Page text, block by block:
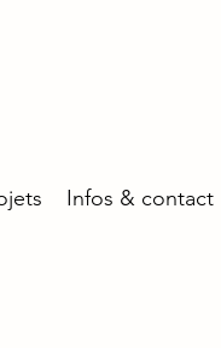
Infos & contact